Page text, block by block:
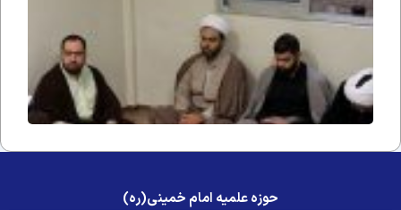
حوزه علمیه امام خمینی(ره)